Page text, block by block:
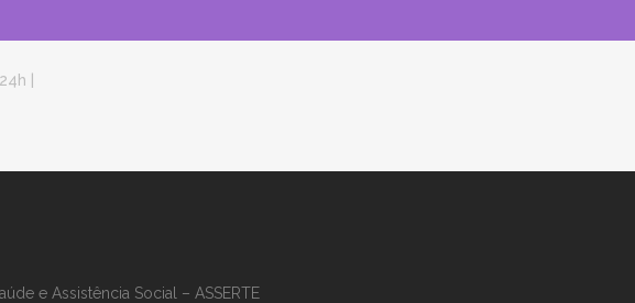
e Assistência Social – ASSERTE